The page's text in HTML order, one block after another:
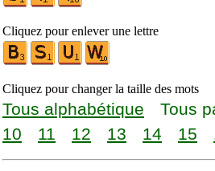
Cliquez pour enlever une lettre
Cliquez pour changer la taille des mots
Tous alphabétique Tous
10
11 12 13 14 15